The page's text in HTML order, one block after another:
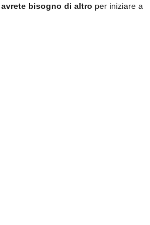
bisogno di altro per iniziare a